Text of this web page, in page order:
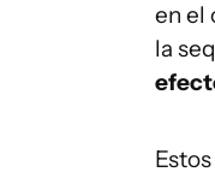
en el
la